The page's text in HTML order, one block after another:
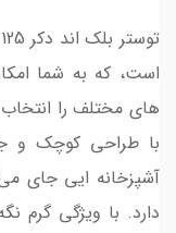
است، که به شما
های مختلف را انتخاب
با طراحی کوچک و
آشپزخانه‌ ایی جای
دارد. با ویژگی گرم